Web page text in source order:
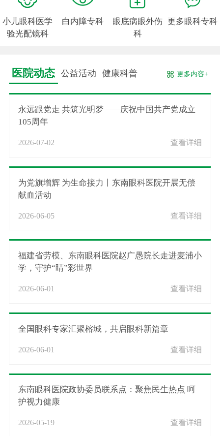
小儿眼科医学
验光配镜科
白内障专科
眼底病眼外伤
科
更多眼科专科
医院动态 公益活动 健康科普 更多内容+
永远跟党走 共筑光明梦——庆祝中国共产党成立
105周年
2026-07-02 查看详细
为党旗增辉 为生命接力丨东南眼科医院开展无偿
献血活动
2026-06-05 查看详细
福建省劳模、东南眼科医院赵广愚院长走进麦浦小
学，守护“睛”彩世界
2026-06-01 查看详细
全国眼科专家汇聚榕城，共启眼科新篇章
2026-06-01 查看详细
东南眼科医院政协委员联系点：聚焦民生热点 呵
护视力健康
2026-05-19 查看详细